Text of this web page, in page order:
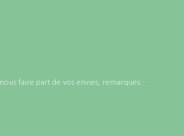
faire part de vos envies, remarques …